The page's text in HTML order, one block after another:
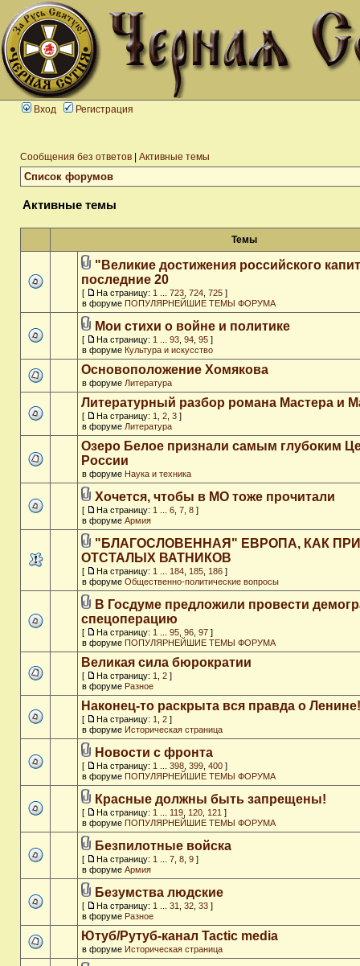
Вход Регистрация
Сообщения без ответов Активные темы
Список форумов
Активные темы
Темы
"Великие достижения российского
последние 20
[ На страницу: 1 723 724 725 ]
в форуме ПОПУЛЯРНЕЙШИЕ ТЕМЫ ФОРУМА
Мои стихи о войне и политике
[ На страницу: 1 93 94 95 ]
в форуме Культура и искусство
Основоположение Хомякова
в форуме Литература
Литературный разбор романа Мастера и
[ На страницу: 1 2 3 ]
в форуме Литература
Озеро Белое признали самым глубоким
России
в форуме Наука и техника
Хочется, чтобы в МО тоже прочитали
[ На страницу: 1 6 7 8 ]
в форуме Армия
"БЛАГОСЛОВЕННАЯ" ЕВРОПА, КАК
ОТСТАЛЫХ ВАТНИКОВ
[ На страницу: 1 184 185 186 ]
в форуме Общественно-политические вопросы
В Госдуме предложили провести
спецоперацию
[ На страницу: 1 95 96 97 ]
в форуме ПОПУЛЯРНЕЙШИЕ ТЕМЫ ФОРУМА
Великая сила бюрократии
[ На страницу: 1 2 ]
в форуме Разное
Наконец-то раскрыта вся правда о Ленине!
[ На страницу: 1 2 ]
в форуме Историческая страница
Новости с фронта
[ На страницу: 1 398 399 400 ]
в форуме ПОПУЛЯРНЕЙШИЕ ТЕМЫ ФОРУМА
Красные должны быть запрещены!
[ На страницу: 1 119 120 121 ]
в форуме ПОПУЛЯРНЕЙШИЕ ТЕМЫ ФОРУМА
Безпилотные войска
[ На страницу: 1 7 8 9 ]
в форуме Армия
Безумства людские
[ На страницу: 1 31 32 33 ]
в форуме Разное
Ютуб/Рутуб-канал Tactic media
в форуме Историческая страница